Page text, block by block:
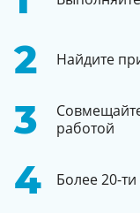
Найдите
работой
Более 20-